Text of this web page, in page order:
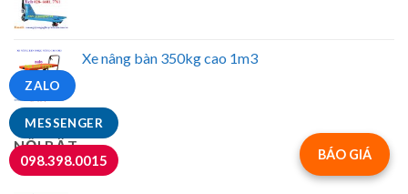
MESSENGER
ZALO
098.398.0015
Xe nâng bàn 350kg cao 1m3
NỔI BẬT
BÁO GIÁ